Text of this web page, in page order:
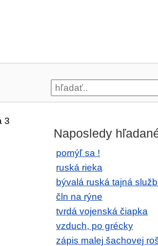
3
Naposledy
pomýľ sa !
ruská rieka
bývalá ruská tajná
čln na rýne
tvrdá vojenská čiapka
vzduch, po grécky
zápis malej šachovej